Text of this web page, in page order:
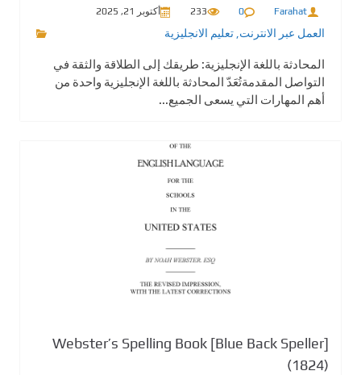
Farahat
0
233 أكتوبر 21, 2025
العمل عبر الانترنت تعليم الانجليزية
المحادثة باللغة الإنجليزية: طريقك إلى الطلاقة والثقة في
التواصل المقدمةتُعَدّ المحادثة باللغة الإنجليزية واحدة من
أهم المهارات التي يسعى الجميع...
Webster’s Spelling Book [Blue Back Speller]
(1824)